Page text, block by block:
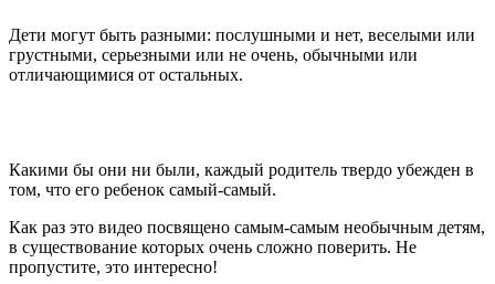
Дети могут быть разными: послушными и нет, веселыми или
грустными, серьезными или не очень, обычными или
отличающимися от остальных.
Какими бы они ни были, каждый родитель твердо убежден в
том, что его ребенок самый-самый.
Как раз это видео посвящено самым-самым необычным детям,
в существование которых очень сложно поверить. Не
пропустите, это интересно!